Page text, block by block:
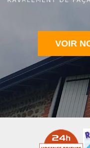
VOIR